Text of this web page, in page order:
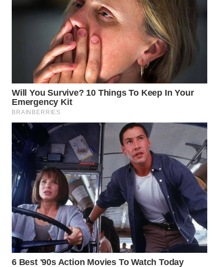
WN
DAIRI
DANAU
TOBA
NIAS
WN
LANGKAT
WN
TAPANULI
SELATAN